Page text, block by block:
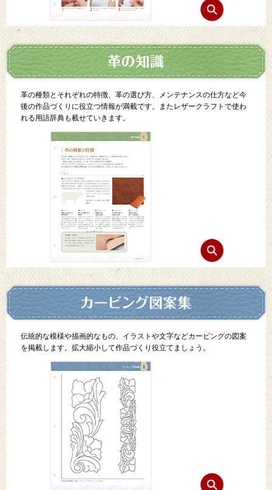
革の種類とそれぞれの特徴、革の選び方、メンテナンスの仕方など今
後の作品づくりに役立つ情報が満載です。またレザークラフトで使わ
れる用語辞典も載せていきます。
伝統的な模様や描画的なもの、イラストや文字などカービングの図案
を掲載します。拡大縮小して作品づくり役立てましょう。